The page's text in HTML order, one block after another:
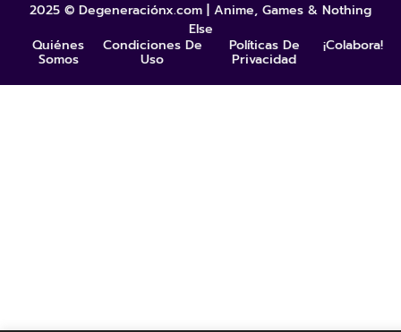
2025 © Degeneraciónx.com | Anime, Games & Nothing
Else
Quiénes
Somos
Condiciones De
Uso
Políticas De
Privacidad
¡Colabora!